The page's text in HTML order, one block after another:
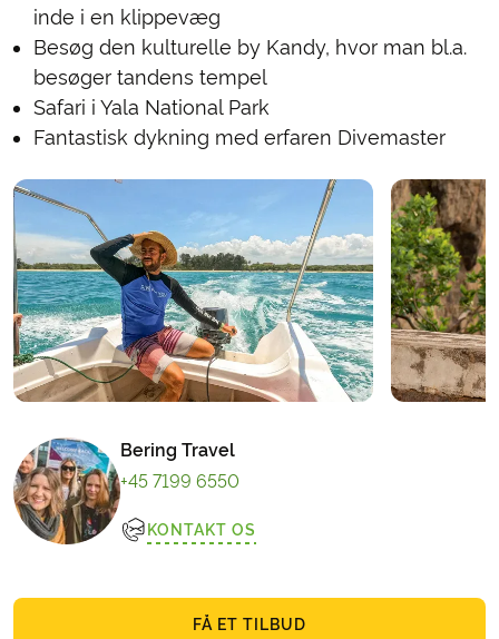
inde i en klippevæg
Besøg den kulturelle by Kandy, hvor man bl.a.
besøger tandens tempel
Safari i Yala National Park
Fantastisk dykning med erfaren Divemaster
Bering Travel
+45 7199 6550
KONTAKT OS
FÅ ET TILBUD